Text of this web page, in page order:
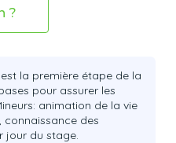
?
la première étape de la
pour assurer les
animation de la vie
connaissance des
jour du stage.